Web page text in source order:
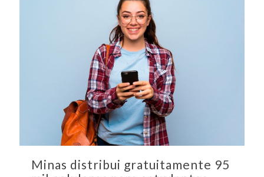
Minas distribui gratuitamente 95